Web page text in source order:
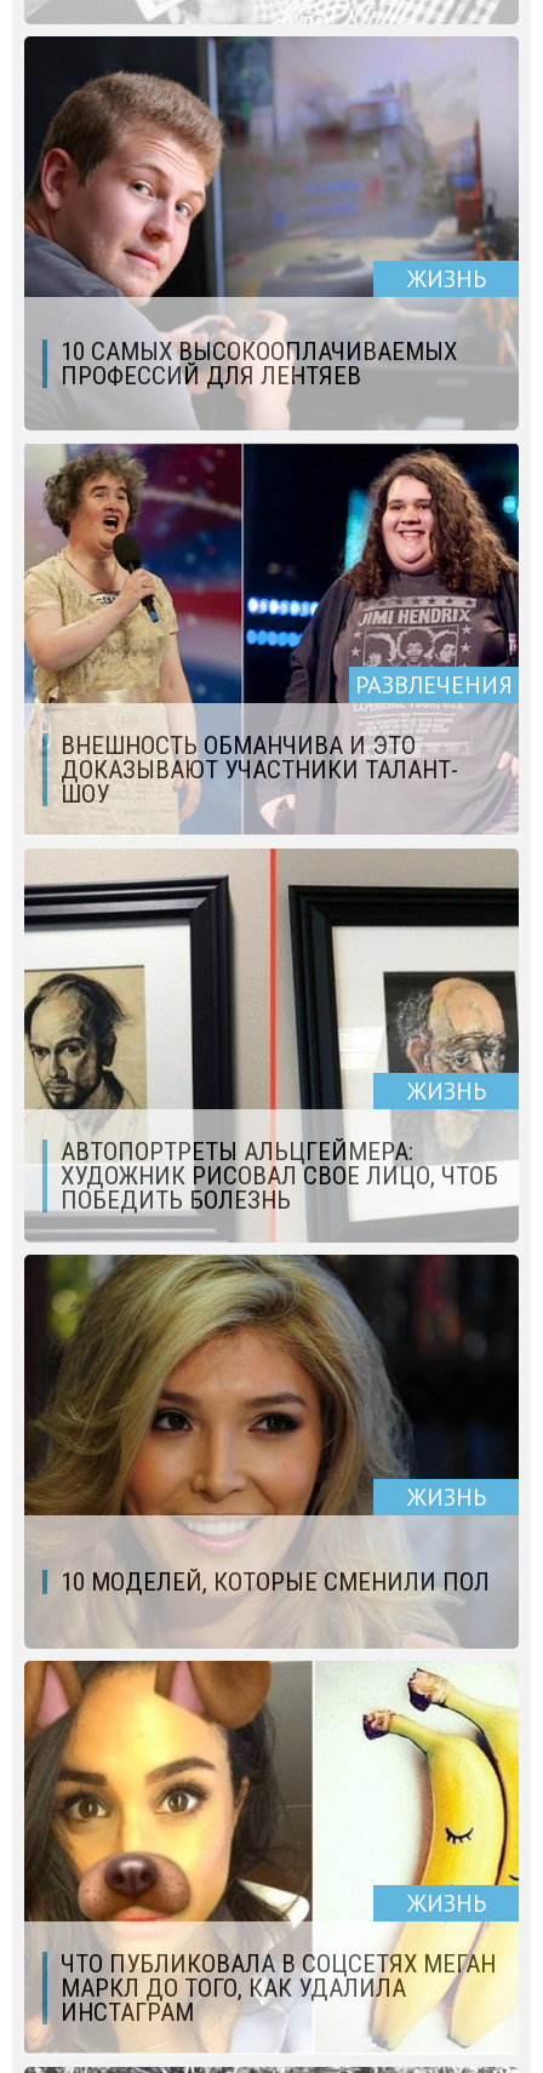
ЖИЗНЬ
10 САМЫХ ВЫСОКООПЛАЧИВАЕМЫХ
ПРОФЕССИЙ ДЛЯ ЛЕНТЯЕВ
РАЗВЛЕЧЕНИЯ
ВНЕШНОСТЬ ОБМАНЧИВА И ЭТО
ДОКАЗЫВАЮТ УЧАСТНИКИ ТАЛАНТ-
ШОУ
ЖИЗНЬ
АВТОПОРТРЕТЫ АЛЬЦГЕЙМЕРА:
ХУДОЖНИК РИСОВАЛ СВОЕ ЛИЦО, ЧТОБ
ПОБЕДИТЬ БОЛЕЗНЬ
ЖИЗНЬ
10 МОДЕЛЕЙ, КОТОРЫЕ СМЕНИЛИ ПОЛ
ЖИЗНЬ
ЧТО ПУБЛИКОВАЛА В СОЦСЕТЯХ МЕГАН
МАРКЛ ДО ТОГО, КАК УДАЛИЛА
ИНСТАГРАМ